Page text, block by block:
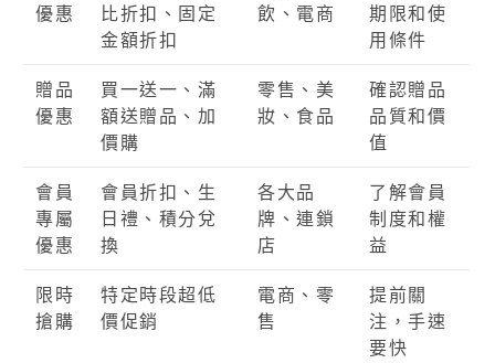
優惠
比折扣、固定
金額折扣
飲、電商
期限和使
用條件
贈品
優惠
買一送一、滿
額送贈品、加
價購
零售、美
妝、食品
確認贈品
品質和價
值
會員
專屬
優惠
會員折扣、生
日禮、積分兌
換
各大品
牌、連鎖
店
了解會員
制度和權
益
限時
搶購
特定時段超低
價促銷
電商、零
售
提前關
注，手速
要快